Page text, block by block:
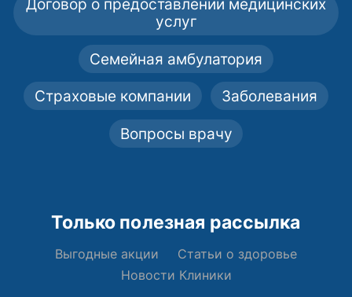
Договор о предоставлении медицинских
услуг
Семейная амбулатория
Страховые компании Заболевания
Вопросы врачу
Только полезная рассылка
Выгодные акции
Статьи о здоровье
Новости Клиники